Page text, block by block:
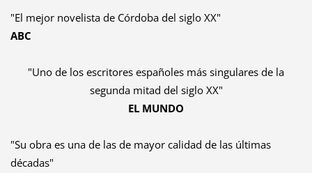
"El mejor novelista de Córdoba del siglo XX"
ABC
"Uno de los escritores españoles más singulares de la
segunda mitad del siglo XX"
EL MUNDO
"Su obra es una de las de mayor calidad de las últimas
décadas"